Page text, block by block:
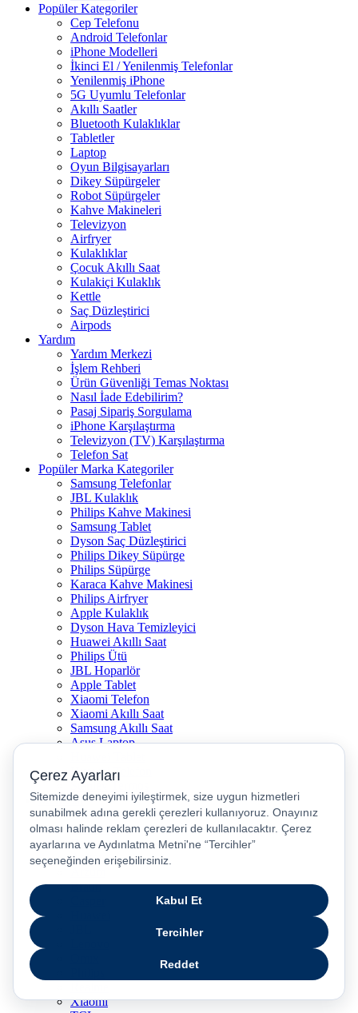
Popüler Kategoriler
Cep Telefonu
Android Telefonlar
iPhone Modelleri
İkinci El / Yenilenmiş Telefonlar
Yenilenmiş iPhone
5G Uyumlu Telefonlar
Akıllı Saatler
Bluetooth Kulaklıklar
Tabletler
Laptop
Oyun Bilgisayarları
Dikey Süpürgeler
Robot Süpürgeler
Kahve Makineleri
Televizyon
Airfryer
Kulaklıklar
Çocuk Akıllı Saat
Kulakiçi Kulaklık
Kettle
Saç Düzleştirici
Airpods
Yardım
Yardım Merkezi
İşlem Rehberi
Ürün Güvenliği Temas Noktası
Nasıl İade Edebilirim?
Pasaj Sipariş Sorgulama
iPhone Karşılaştırma
Televizyon (TV) Karşılaştırma
Telefon Sat
Popüler Marka Kategoriler
Samsung Telefonlar
JBL Kulaklık
Philips Kahve Makinesi
Samsung Tablet
Dyson Saç Düzleştirici
Philips Dikey Süpürge
Philips Süpürge
Karaca Kahve Makinesi
Philips Airfryer
Apple Kulaklık
Dyson Hava Temizleyici
Huawei Akıllı Saat
Philips Ütü
JBL Hoparlör
Apple Tablet
Xiaomi Telefon
Xiaomi Akıllı Saat
Samsung Akıllı Saat
Asus Laptop
Huawei Telefon
Stanley Termos
Markalar
Apple
Samsung
Dyson
Anker
Braun
Xiaomi